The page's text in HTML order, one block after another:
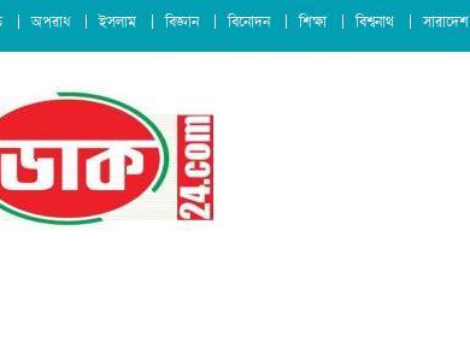
অপরাধ ইসলাম বিজ্ঞান বিনোদন শিক্ষা বিশ্বনাথ সারাদেশ